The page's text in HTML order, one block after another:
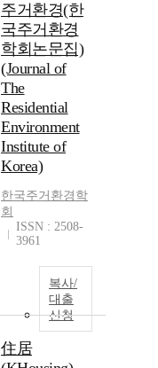
주거환경(한
국주거환경
학회논문집)
(Journal of
The
Residential
Environment
Institute of
Korea)
한국주거환경학
회
ISSN : 2508-
3961
복사/
대출
신청
住居